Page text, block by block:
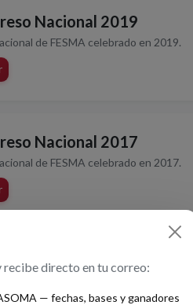
Nacional 2019
de FESMA celebrado en 2019.
Nacional 2017
de FESMA celebrado en 2017.
Nacional 2016
recibe directo en tu correo:
— fechas, bases y ganadores